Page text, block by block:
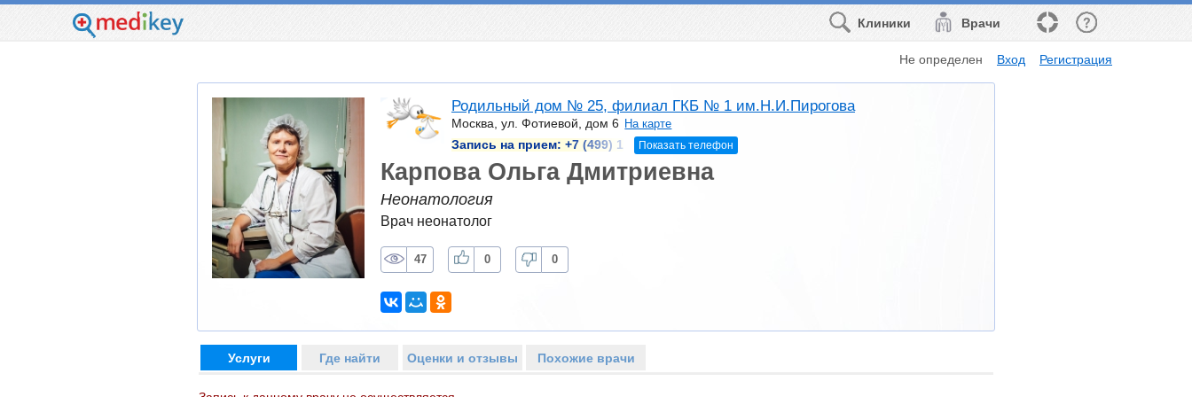
Врачи
Клиники
Не определен Вход Регистрация
Родильный дом № 25, филиал ГКБ № 1 им.Н.И.Пирогова
Москва, ул. Фотиевой, дом 6 На карте
Запись на прием: +7 (499) 1 Показать телефон
Карпова Ольга Дмитриевна
Неонатология
Врач неонатолог
47 0 0
Услуги Где найти Оценки и отзывы Похожие врачи